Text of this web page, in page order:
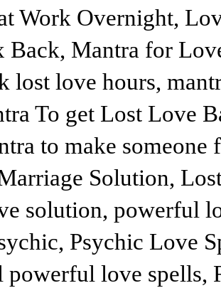
Work Overnight,
Back, Mantra for
lost love hours,
To get Lost Love
to make
Solution,
solution, powerful
Psychic Love
powerful love spells,